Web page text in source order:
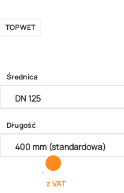
TOPWET
Średnica
Długość
z VAT